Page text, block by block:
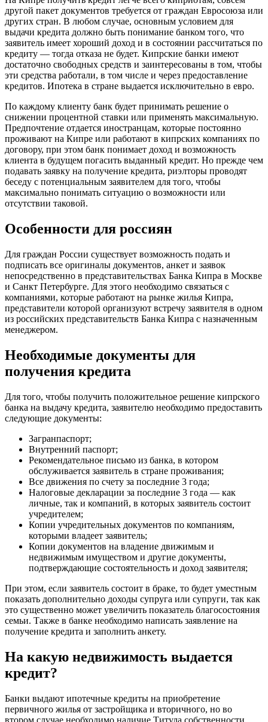
другой пакет документов требуется от граждан Евросоюза или
других стран. В любом случае, основным условием для
выдачи кредита должно быть понимание банком того, что
заявитель имеет хороший доход и в состоянии рассчитаться по
кредиту — тогда отказа не будет. Кипрские банки имеют
достаточно свободных средств и заинтересованы в том, чтобы
эти средства работали, в том числе и через предоставление
кредитов. Ипотека в стране выдается исключительно в евро.
По каждому клиенту банк будет принимать решение о
снижении процентной ставки или применять максимальную.
Предпочтение отдается иностранцам, которые постоянно
проживают на Кипре или работают в кипрских компаниях по
договору, при этом банк понимает доход и возможность
клиента в будущем погасить выданный кредит. Но прежде чем
подавать заявку на получение кредита, риэлторы проводят
беседу с потенциальным заявителем для того, чтобы
максимально понимать ситуацию о возможности или
отсутствии таковой.
Особенности для россиян
Для граждан России существует возможность подать и
подписать все оригиналы документов, анкет и заявок
непосредственно в представительствах Банка Кипра в Москве
и Санкт Петербурге. Для этого необходимо связаться с
компаниями, которые работают на рынке жилья Кипра,
представители которой организуют встречу заявителя в одном
из российских представительств Банка Кипра с назначенным
менеджером.
Необходимые документы для
получения кредита
Для того, чтобы получить положительное решение кипрского
банка на выдачу кредита, заявителю необходимо предоставить
следующие документы:
Загранпаспорт;
Внутренний паспорт;
Рекомендательное письмо из банка, в котором
обслуживается заявитель в стране проживания;
Все движения по счету за последние 3 года;
Налоговые декларации за последние 3 года — как
личные, так и компаний, в которых заявитель состоит
учредителем;
Копии учредительных документов по компаниям,
которыми владеет заявитель;
Копии документов на владение движимым и
недвижимым имуществом и другие документы,
подтверждающие состоятельность и доход заявителя;
При этом, если заявитель состоит в браке, то будет уместным
показать дополнительно доходы супруга или супруги, так как
это существенно может увеличить показатель благосостояния
семьи. Также в банке необходимо написать заявление на
получение кредита и заполнить анкету.
На какую недвижимость выдается
кредит?
Банки выдают ипотечные кредиты на приобретение
первичного жилья от застройщика и вторичного, но во
втором случае необходимо наличие Титула собственности